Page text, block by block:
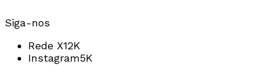
Siga-nos
Rede X12K
Instagram5K